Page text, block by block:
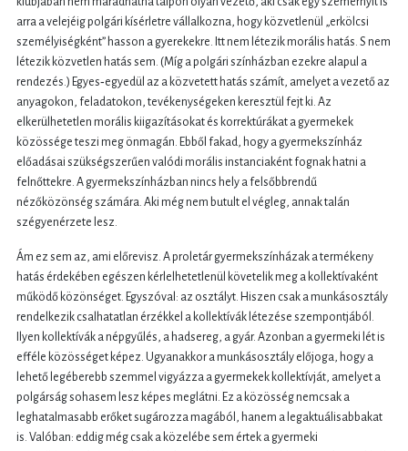
arra a velejéig polgári kísérletre vállalkozna, hogy közvetlenül „erkölcsi
személyiségként” hasson a gyerekekre. Itt nem létezik morális hatás. S nem
létezik közvetlen hatás sem. (Míg a polgári színházban ezekre alapul a
rendezés.) Egyes‑egyedül az a közvetett hatás számít, amelyet a vezető az
anyagokon, feladatokon, tevékenységeken keresztül fejt ki. Az
elkerülhetetlen morális kiigazításokat és korrektúrákat a gyermekek
közössége teszi meg önmagán. Ebből fakad, hogy a gyermekszínház
előadásai szükségszerűen valódi morális instanciaként fognak hatni a
felnőttekre. A gyermekszínházban nincs hely a felsőbbrendű
nézőközönség számára. Aki még nem butult el végleg, annak talán
szégyenérzete lesz.
Ám ez sem az, ami előrevisz. A proletár gyermekszínházak a termékeny
hatás érdekében egészen kérlelhetetlenül követelik meg a kollektívaként
működő közönséget. Egyszóval: az osztályt. Hiszen csak a munkásosztály
rendelkezik csalhatatlan érzékkel a kollektívák létezése szempontjából.
Ilyen kollektívák a népgyűlés, a hadsereg, a gyár. Azonban a gyermeki lét is
efféle közösséget képez. Ugyanakkor a munkásosztály előjoga, hogy a
lehető legéberebb szemmel vigyázza a gyermekek kollektívját, amelyet a
polgárság sohasem lesz képes meglátni. Ez a közösség nemcsak a
leghatalmasabb erőket sugározza magából, hanem a legaktuálisabbakat
is. Valóban: eddig még csak a közelébe sem értek a gyermeki